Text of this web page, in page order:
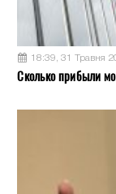
18:39, 31 Травня
Сколько прибыли